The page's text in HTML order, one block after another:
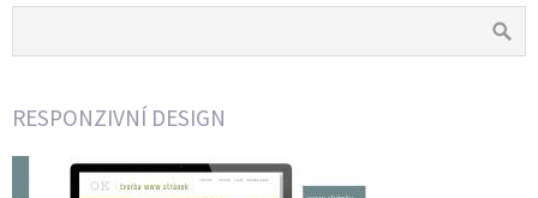
RESPONZIVNÍ DESIGN